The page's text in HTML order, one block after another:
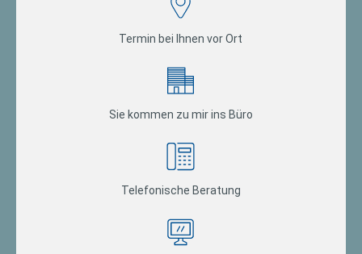
Termin bei Ihnen vor Ort
Sie kommen zu mir ins Büro
Telefonische Beratung